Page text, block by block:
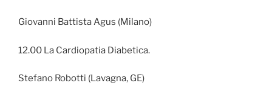
Giovanni Battista Agus (Milano)
12.00 La Cardiopatia Diabetica.
Stefano Robotti (Lavagna, GE)